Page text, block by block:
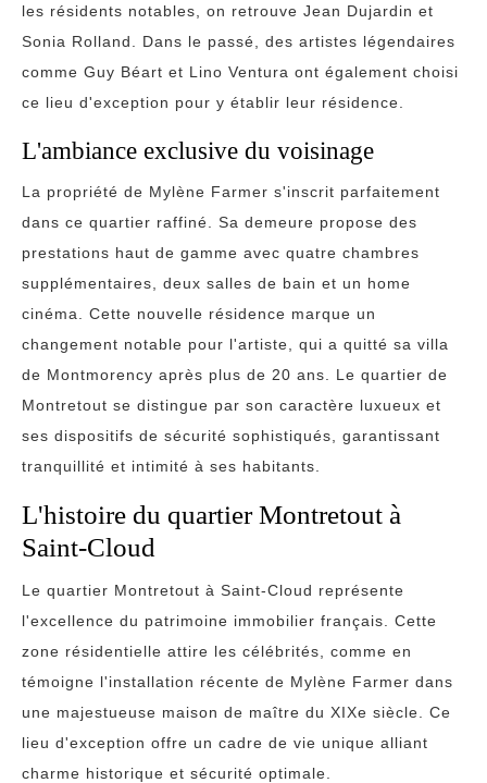
les résidents notables, on retrouve Jean Dujardin et
Sonia Rolland. Dans le passé, des artistes légendaires
comme Guy Béart et Lino Ventura ont également choisi
ce lieu d'exception pour y établir leur résidence.
L'ambiance exclusive du voisinage
La propriété de Mylène Farmer s'inscrit parfaitement
dans ce quartier raffiné. Sa demeure propose des
prestations haut de gamme avec quatre chambres
supplémentaires, deux salles de bain et un home
cinéma. Cette nouvelle résidence marque un
changement notable pour l'artiste, qui a quitté sa villa
de Montmorency après plus de 20 ans. Le quartier de
Montretout se distingue par son caractère luxueux et
ses dispositifs de sécurité sophistiqués, garantissant
tranquillité et intimité à ses habitants.
L'histoire du quartier Montretout à
Saint-Cloud
Le quartier Montretout à Saint-Cloud représente
l'excellence du patrimoine immobilier français. Cette
zone résidentielle attire les célébrités, comme en
témoigne l'installation récente de Mylène Farmer dans
une majestueuse maison de maître du XIXe siècle. Ce
lieu d'exception offre un cadre de vie unique alliant
charme historique et sécurité optimale.